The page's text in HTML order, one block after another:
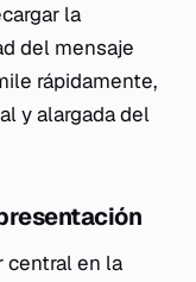
la
del mensaje
rápidamente,
y alargada del
central en la